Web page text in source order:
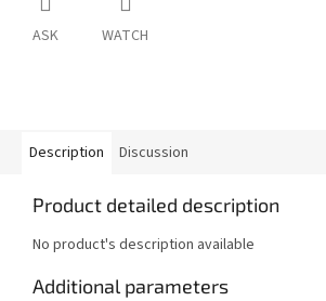
ASK WATCH
Description Discussion
Product detailed description
No product's description available
Additional parameters